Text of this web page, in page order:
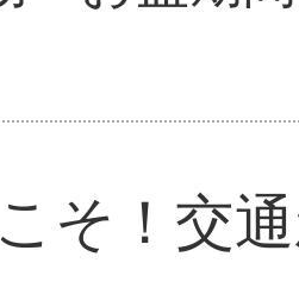
そ！交